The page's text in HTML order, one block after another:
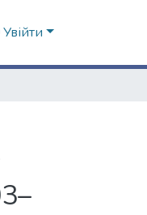
Увійти